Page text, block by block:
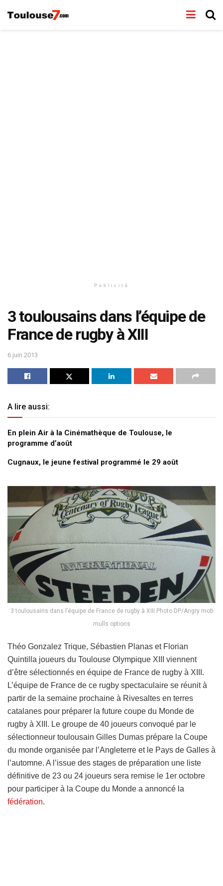
Publicité
3 toulousains dans l’équipe de
France de rugby à XIII
6 juin 2013
A lire aussi:
En plein Air à la Cinémathèque de Toulouse, le
programme d’août
Cugnaux, le jeune festival programmé le 29 août
3 toulousains dans l’équipe de France de rugby à XIII Photo DP/Angry mob
mulls options
Théo Gonzalez Trique, Sébastien Planas et Florian
Quintilla joueurs du Toulouse Olympique XIII viennent
d’être sélectionnés en équipe de France de rugby à XIII.
L’équipe de France de ce rugby spectaculaire se réunit à
partir de la semaine prochaine à Rivesaltes en terres
catalanes pour préparer la future coupe du Monde de
rugby à XIII. Le groupe de 40 joueurs convoqué par le
sélectionneur toulousain Gilles Dumas prépare la Coupe
du monde organisée par l’Angleterre et le Pays de Galles à
l’automne. A l’issue des stages de préparation une liste
définitive de 23 ou 24 joueurs sera remise le 1er octobre
pour participer à la Coupe du Monde a annoncé la
fédération.